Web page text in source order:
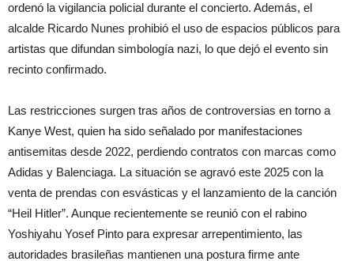
ordenó la vigilancia policial durante el concierto. Además, el
alcalde Ricardo Nunes prohibió el uso de espacios públicos para
artistas que difundan simbología nazi, lo que dejó el evento sin
recinto confirmado.
Las restricciones surgen tras años de controversias en torno a
Kanye West, quien ha sido señalado por manifestaciones
antisemitas desde 2022, perdiendo contratos con marcas como
Adidas y Balenciaga. La situación se agravó este 2025 con la
venta de prendas con esvásticas y el lanzamiento de la canción
“Heil Hitler”. Aunque recientemente se reunió con el rabino
Yoshiyahu Yosef Pinto para expresar arrepentimiento, las
autoridades brasileñas mantienen una postura firme ante